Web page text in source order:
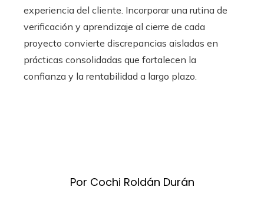
experiencia del cliente. Incorporar una rutina de
verificación y aprendizaje al cierre de cada
proyecto convierte discrepancias aisladas en
prácticas consolidadas que fortalecen la
confianza y la rentabilidad a largo plazo.
Por Cochi Roldán Durán